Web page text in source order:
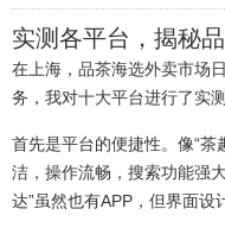
实测各平台，揭秘
在上海，品茶海选外卖市场
务，我对十大平台进行了实测
首先是平台的便捷性。像“茶
洁，操作流畅，搜索功能强
达”虽然也有APP，但界面设